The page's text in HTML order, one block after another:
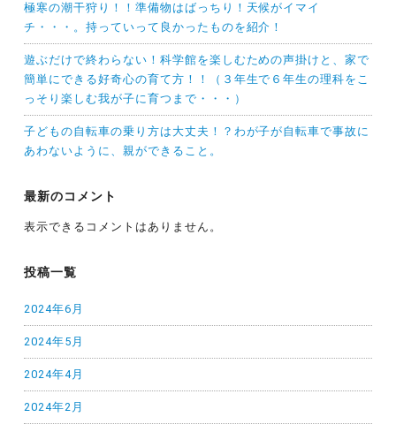
極寒の潮干狩り！！準備物はばっちり！天候がイマイ
チ・・・。持っていって良かったものを紹介！
遊ぶだけで終わらない！科学館を楽しむための声掛けと、家で
簡単にできる好奇心の育て方！！（３年生で６年生の理科をこ
っそり楽しむ我が子に育つまで・・・）
子どもの自転車の乗り方は大丈夫！？わが子が自転車で事故に
あわないように、親ができること。
最新のコメント
表示できるコメントはありません。
投稿一覧
2024年6月
2024年5月
2024年4月
2024年2月